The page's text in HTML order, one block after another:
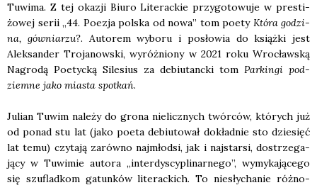
Tuwi­ma. Z tej oka­zji Biu­ro Lite­rac­kie przy­go­to­wu­je w pre­sti­
żo­wej serii „44. Poezja pol­ska od nowa” tom poety Któ­ra godzi­
na, gów­nia­rzu?. Auto­rem wybo­ru i posło­wia do książ­ki jest
Alek­san­der Tro­ja­now­ski, wyróż­nio­ny w 2021 roku Wro­cław­ską
Nagro­dą Poetyc­ką Sile­sius za debiu­tanc­ki tom Par­kin­gi pod­
ziem­ne jako mia­sta spo­tkań.
Julian Tuwim nale­ży do gro­na nie­licz­nych twór­ców, któ­rych już
od ponad stu lat (jako poeta debiu­to­wał dokład­nie sto dzie­sięć
lat temu) czy­ta­ją zarów­no naj­młod­si, jak i naj­star­si, dostrze­ga­
ją­cy w Tuwi­mie auto­ra „inter­dy­scy­pli­nar­ne­go”, wymy­ka­ją­ce­go
się szu­flad­kom gatun­ków lite­rac­kich. To nie­sły­cha­nie róż­no­